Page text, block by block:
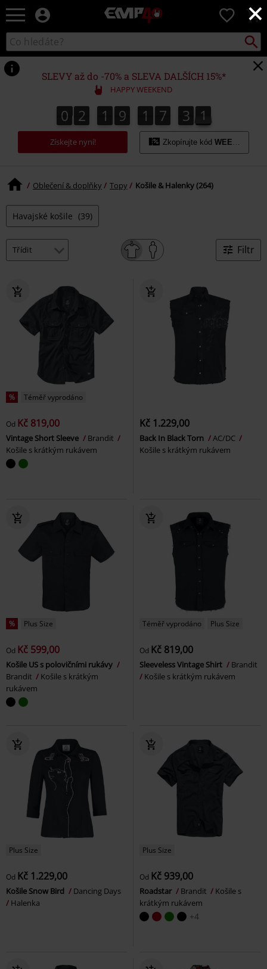
×
EMP
Hudba,
filmy
&
seriály,
Merch
pro
hráče,
Alternativní
móda
0
Katalog
vyhledávání
SLEVY až do -70% a SLEVA DALŠÍCH 15%*
HAPPY WEEKEND
0
0 2
2 1
1 9
9 1
1 7
7 2
3
2
3 9
0
9
1
0
Získejte nyní! Zkopírujte kód WEEKEND
Oblečení & doplňky Topy Košile & Halenky (264)
Havajské košile (39)
Filtr
% Téměř vyprodáno
Od Kč 819,00
Vintage Short Sleeve
Brandit
Košile s krátkým rukávem
Kč 1.229,00
Back In Black Torn
AC/DC
Košile s krátkým rukávem
% Plus Size
Od Kč 599,00
Košile US s polovičními rukávy
Brandit
Košile s krátkým
rukávem
Téměř vyprodáno Plus Size
Od Kč 819,00
Sleeveless Vintage Shirt
Brandit
Košile s krátkým rukávem
Plus Size
Od Kč 1.229,00
Košile Snow Bird
Dancing Days
Halenka
Plus Size
Od Kč 939,00
Roadstar Brandit
Košile s
krátkým rukávem
+4